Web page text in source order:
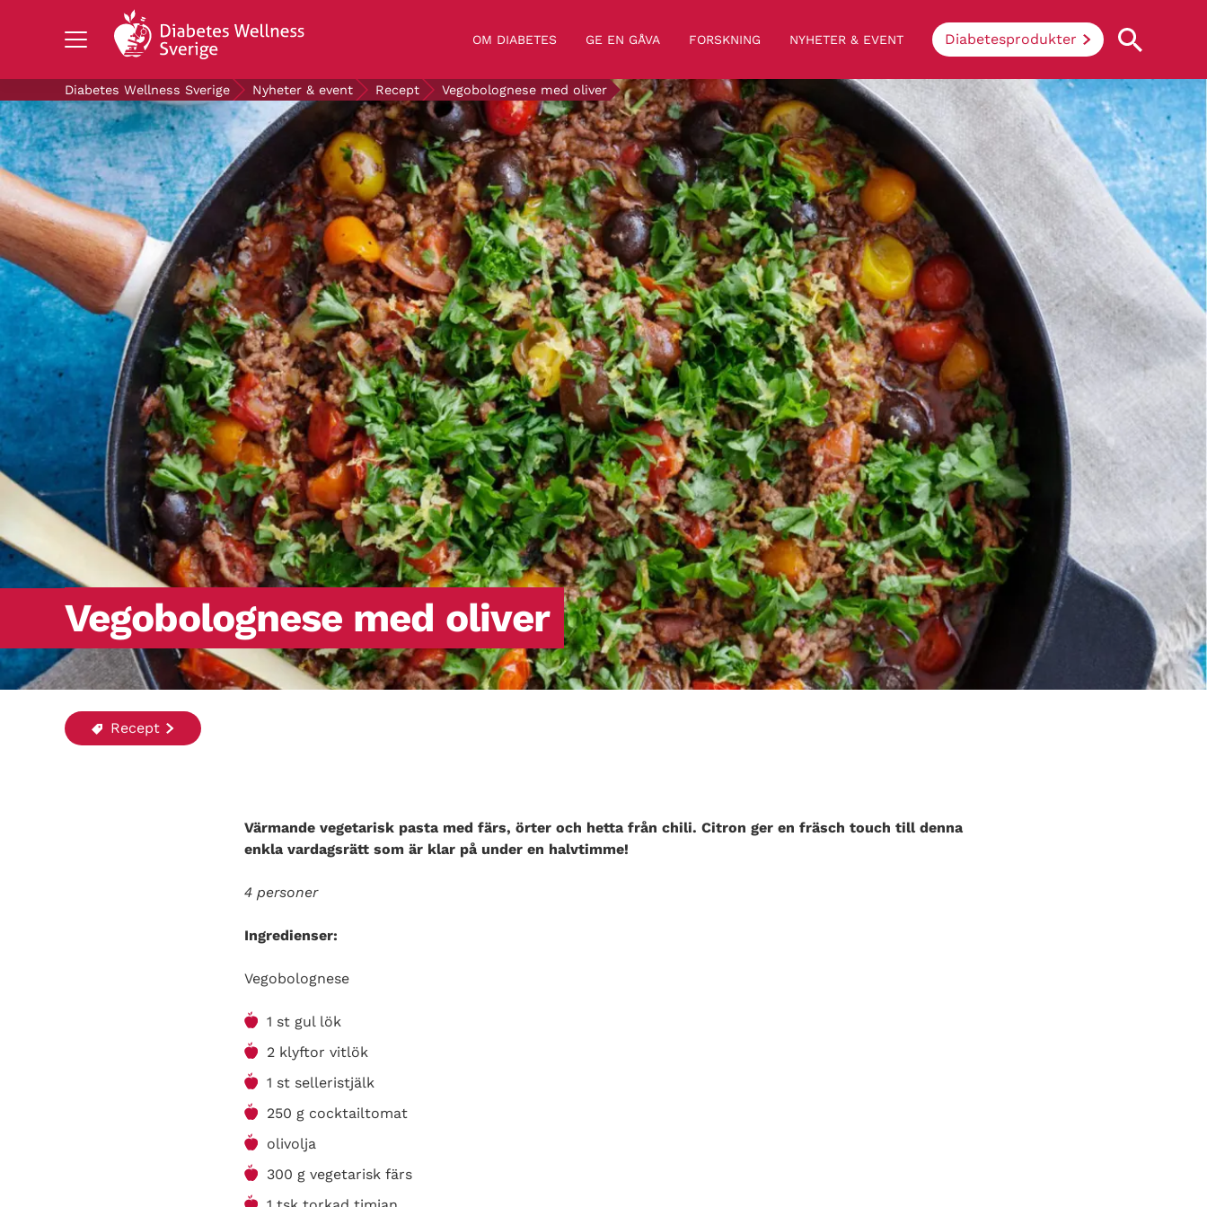
OM DIABETES GE EN GÅVA FORSKNING NYHETER & EVENT Diabetesprodukter
OM DIABETES
STÖD OSS
FORSKNING
NYHETER & EVENT
OM OSS
GRATIS DIABETESPRODUKTER
Blodsockerkollen
Vad innebär diabetes?
Enkelt uttryckt hindrar sjukdomen
kroppen ifrån att konvertera socker och
stärkelse från mat till energi. Vid
diabetes klarar inte kroppen av att
producera insulin eller det insulin som
produceras fungerar inte (så kallad
insulinresistens).
Search Diabetes Wellness Sverige
Diabetes Wellness Sverige Nyheter & event Recept Vegobolognese med oliver
Vegobolognese med oliver
Recept
Värmande vegetarisk pasta med färs, örter och hetta från chili. Citron ger en fräsch touch till denna
enkla vardagsrätt som är klar på under en halvtimme!
4 personer
Ingredienser:
Vegobolognese
1 st gul lök
2 klyftor vitlök
1 st selleristjälk
250 g cocktailtomat
olivolja
300 g vegetarisk färs